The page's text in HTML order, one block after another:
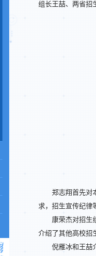
组长王喆、两省招
郑志翔首先对
求，招生宣传纪律
康荣杰对招生
介绍了其他高校招
倪雁冰和王喆